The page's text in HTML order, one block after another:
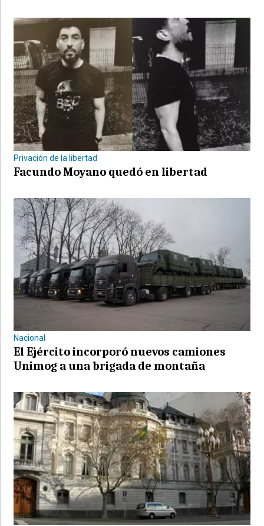
Privación de la libertad
Facundo Moyano quedó en libertad
Nacional
El Ejército incorporó nuevos camiones
Unimog a una brigada de montaña